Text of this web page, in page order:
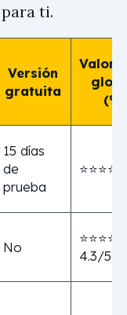
ti.
Versión
gratuita
(%)
15 días
de
prueba
No
⭐⭐⭐⭐
4.3/5